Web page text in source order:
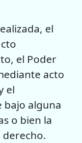
el
el Poder
acto
el
alguna
o bien la